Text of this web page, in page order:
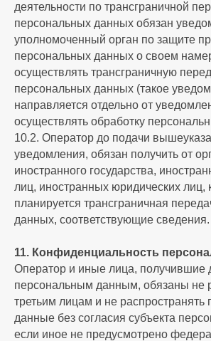
деятельности по трансграничной
персональных данных обязан
уполномоченный орган по защите
персональных данных о своем
осуществлять трансграничную
персональных данных (такое
направляется отдельно от
осуществлять обработку
10.2. Оператор до подачи
уведомления, обязан получить от
иностранного государства,
лиц, иностранных юридических лиц,
планируется трансграничная
данных, соответствующие сведения.
11. Конфиденциальность
Оператор и иные лица, получившие
персональным данным, обязаны не
третьим лицам и не распространять
данные без согласия субъекта
если иное не предусмотрено